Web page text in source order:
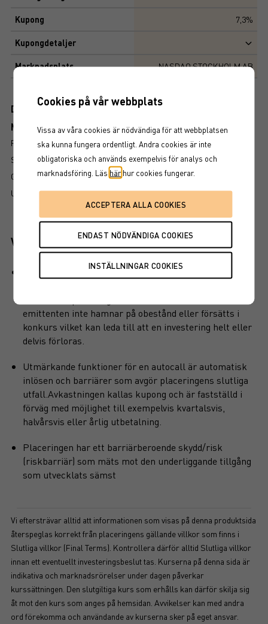
Kupong 7,3%
Kupongdetaljer
Marknadsplats NASDAQ STOCKHOLM AB
Dokument
Mer information om produkten
RISK
SÅ LÄSER DU FAKTABLADET
GRUNDPROSPEKT
UTSKRIFT
Viktiga egenskaper
Produkten har inget kapitalskydd, dvs hela det
emittenten inte hamnar på obestånd eller försätts i
konkurs vilket kan leda till att en investering helt eller
delvis förloras.
Utmärkande funktioner för en autocall är automatisk
inlösen och barriärer som avgör placeringens slutliga
utfall.Avkastningen kallas kupong och är fastställd i
förväg med möjlighet till exempelvis kvartalsvis,
halvårsvis eller årlig utbetalning.
Placeringen har ett barriärberoende skydd/risk
(riskbarriär) som mäts mot den underliggande tillgång
som utvecklats sämst
Vi eftersträvar alltid att informationen som visas på denna produktsida
återspeglas korrekt från placeringens gällande villkor som finns i
Slutliga villkor (Final Terms). Kontrollera därför alltid Slutliga villkor
innan ett eventuellt investeringsbeslut tas. Kurserna på denna sida är
indikativa och marknadsrörelser under dagen påverkar
kurssättningen. Den slutgiltiga kurs som erhålls kan därför skilja sig
åt mot den kurs som anges på hemsidan. Avvikelser kan med andra
ord förekomma och användande av kurserna sker på eget ansvar.
Cookies på vår webbplats
Vissa av våra cookies är nödvändiga för att webbplatsen
ska kunna fungera ordentligt. Andra cookies är inte
obligatoriska och används exempelvis för analys och
marknadsföring. Läs härhur cookies fungerar.